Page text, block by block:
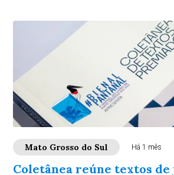
Mato Grosso do Sul Há 1 mês
Coletânea reúne textos de